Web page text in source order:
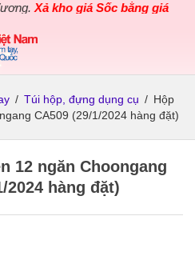
Xả kho giá Sốc bằng giá Gốc
/ Túi hộp, đựng dụng cụ / Hộp
CA509 (29/1/2024 hàng đặt)
12 ngăn Choongang
2024 hàng đặt)